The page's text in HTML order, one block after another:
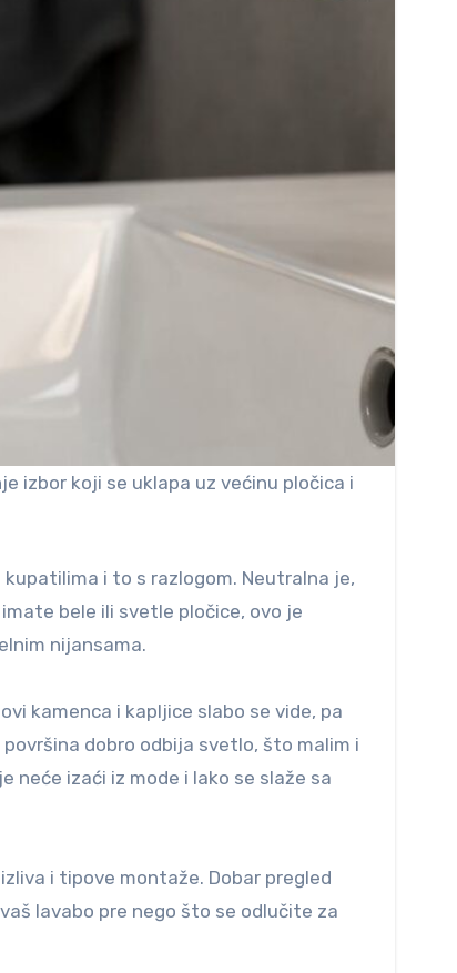
izbor koji se uklapa uz većinu pločica i
i to s razlogom. Neutralna je,
bele ili svetle pločice, ovo je
nijansama.
kamenca i kapljice slabo se vide, pa
dobro odbija svetlo, što malim i
izaći iz mode i lako se slaže sa
i tipove montaže. Dobar pregled
lavabo pre nego što se odlučite za